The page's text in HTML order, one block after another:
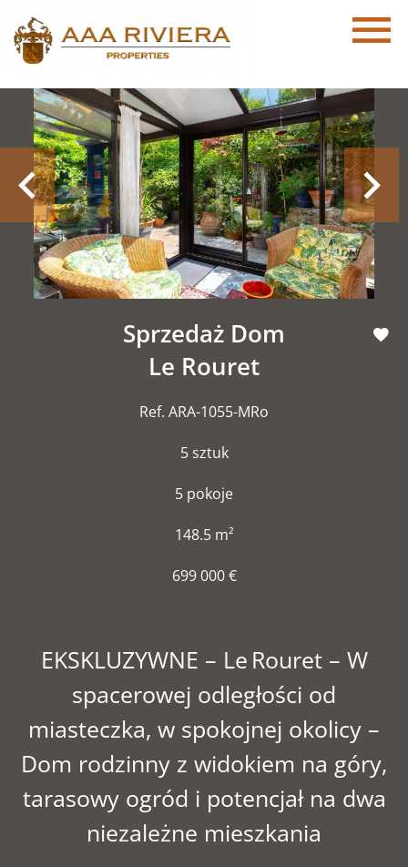
Sprzedaż Dom
Le Rouret
Ref. ARA-1055-MRo
5 sztuk
5 pokoje
148.5 m²
699 000 €
EKSKLUZYWNE – Le Rouret – W
spacerowej odległości od
miasteczka, w spokojnej okolicy –
Dom rodzinny z widokiem na góry,
tarasowy ogród i potencjał na dwa
niezależne mieszkania